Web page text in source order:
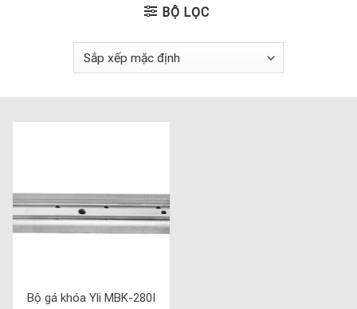
BỘ LỌC
Bộ gá khóa Yli MBK-280I